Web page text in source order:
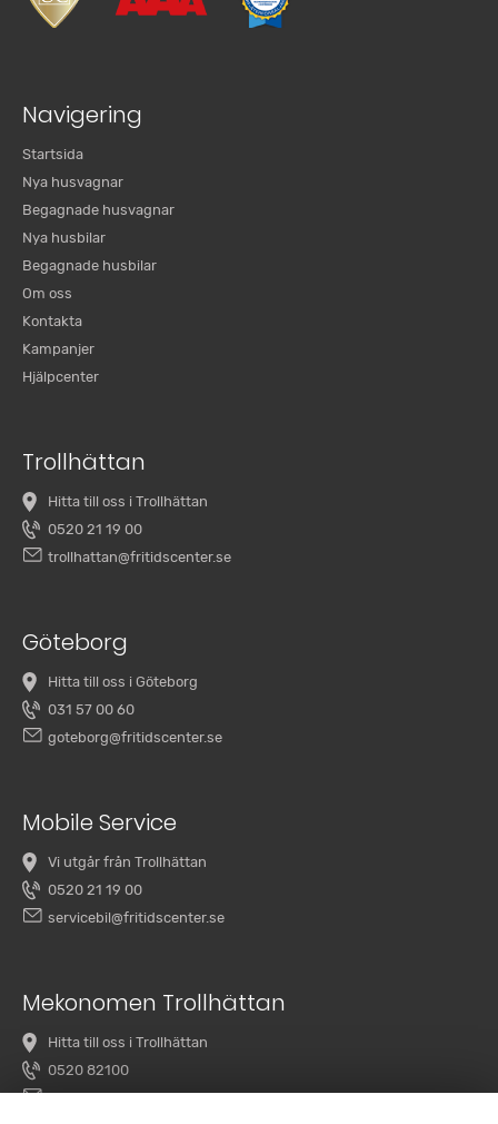
Navigering
Startsida
Nya husvagnar
Begagnade husvagnar
Nya husbilar
Begagnade husbilar
Om oss
Kontakta
Kampanjer
Hjälpcenter
Trollhättan
Hitta till oss i Trollhättan
0520 21 19 00
trollhattan@fritidscenter.se
Göteborg
Hitta till oss i Göteborg
031 57 00 60
goteborg@fritidscenter.se
Mobile Service
Vi utgår från Trollhättan
0520 21 19 00
servicebil@fritidscenter.se
Mekonomen Trollhättan
Hitta till oss i Trollhättan
0520 82100
overby@mekonomenbilverkstad.se